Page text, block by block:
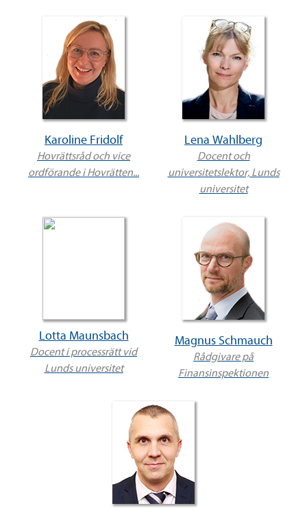
Karoline Fridolf
Hovrättsråd och vice
ordförande i Hovrätten...
Lena Wahlberg
Docent och
universitetslektor, Lunds
universitet
Lotta Maunsbach
Docent i processrätt vid
Lunds universitet
Magnus Schmauch
Rådgivare på
Finansinspektionen